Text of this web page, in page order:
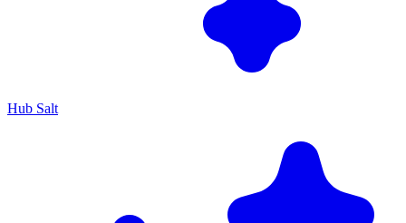
Hub Salt